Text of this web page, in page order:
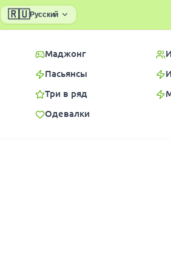
🇷🇺Русский
Маджонг
Пасьянсы
Три в ряд
Одевалки